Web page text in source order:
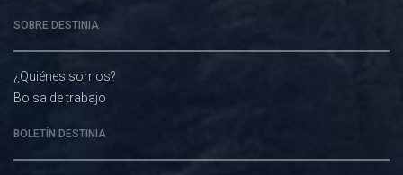
SOBRE DESTINIA
¿Quiénes somos?
Bolsa de trabajo
BOLETÍN DESTINIA